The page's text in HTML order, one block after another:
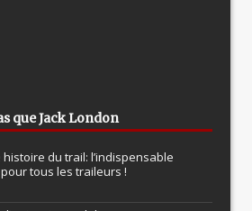
que Jack London
histoire du trail: l’indispensable
tous les traileurs !